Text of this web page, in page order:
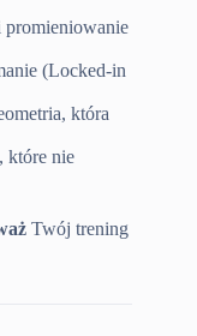
promieniowanie
(Locked-in
która
które nie
Twój trening